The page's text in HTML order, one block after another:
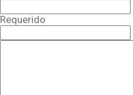
Requerido